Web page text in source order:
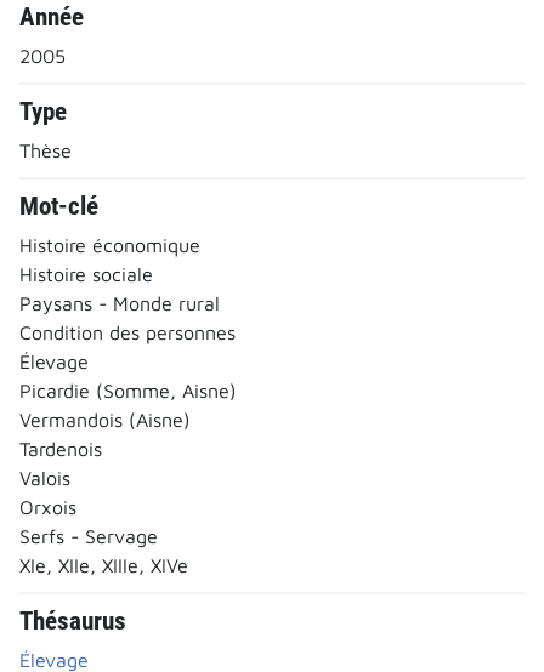
Année
2005
Type
Thèse
Mot-clé
Histoire économique
Histoire sociale
Paysans - Monde rural
Condition des personnes
Élevage
Picardie (Somme, Aisne)
Vermandois (Aisne)
Tardenois
Valois
Orxois
Serfs - Servage
XIe, XIIe, XIIIe, XIVe
Thésaurus
Élevage